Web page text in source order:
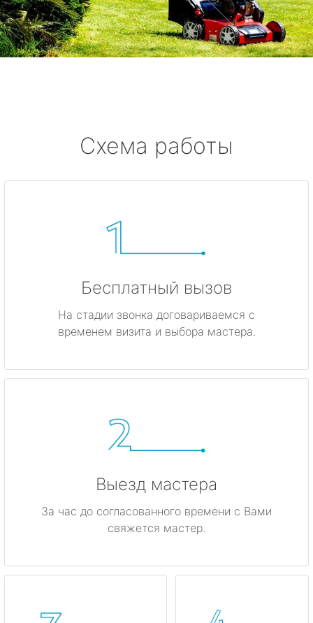
Схема работы
Бесплатный вызов
На стадии звонка договариваемся с
временем визита и выбора мастера.
Выезд мастера
За час до согласованного времени с Вами
свяжется мастер.